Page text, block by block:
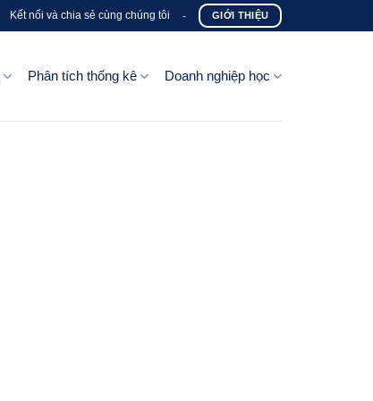
Kết nối và chia sẻ cùng chúng tôi - GIỚI THIỆU
Phân tích thống kê Doanh nghiệp học